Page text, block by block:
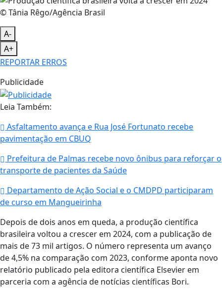
© Tânia Rêgo/Agência Brasil
A-
A+
REPORTAR ERROS
Publicidade
Leia Também:
Asfaltamento avança e Rua José Fortunato recebe
pavimentação em CBUQ
Prefeitura de Palmas recebe novo ônibus para reforçar o
transporte de pacientes da Saúde
Departamento de Ação Social e o CMDPD participaram
de curso em Mangueirinha
Depois de dois anos em queda, a produção científica
brasileira voltou a crescer em 2024, com a publicação de
mais de 73 mil artigos. O número representa um avanço
de 4,5% na comparação com 2023, conforme aponta novo
relatório publicado pela editora científica Elsevier em
parceria com a agência de notícias científicas Bori.